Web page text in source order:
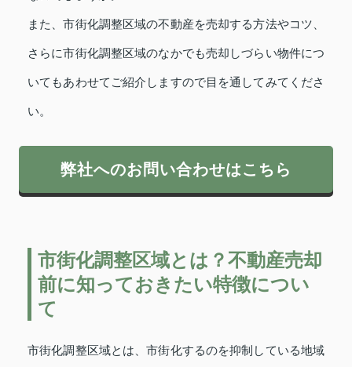
また、市街化調整区域の不動産を売却する方法やコツ、
さらに市街化調整区域のなかでも売却しづらい物件につ
いてもあわせてご紹介しますので目を通してみてくださ
い。
弊社へのお問い合わせはこちら
市街化調整区域とは？不動産売却
前に知っておきたい特徴につい
て
市街化調整区域とは、市街化するのを抑制している地域